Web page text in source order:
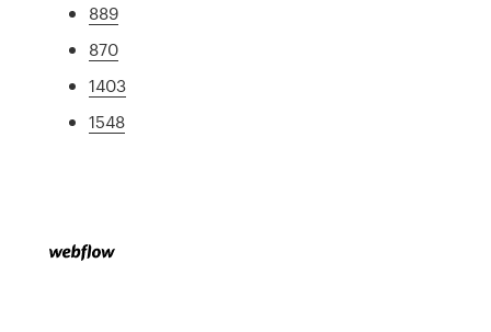
889
870
1403
1548